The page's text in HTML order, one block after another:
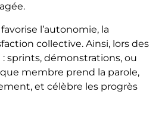
l’autonomie, la
collective. Ainsi, lors des
sprints, démonstrations, ou
membre prend la parole,
et célèbre les progrès